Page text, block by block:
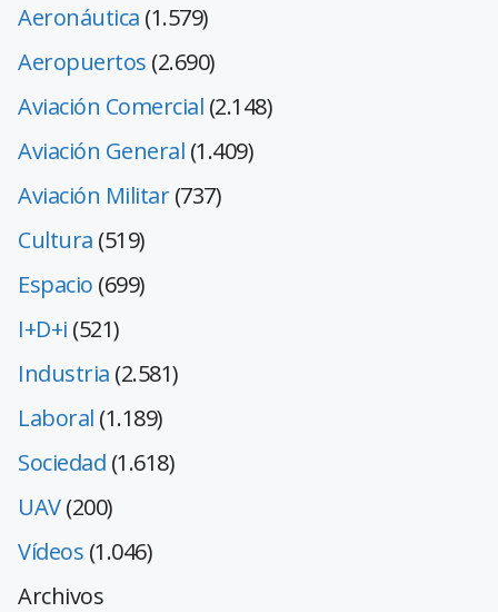
Aeronáutica (1.579)
Aeropuertos (2.690)
Aviación Comercial (2.148)
Aviación General (1.409)
Aviación Militar(737)
Cultura (519)
Espacio (699)
I+D+i (521)
Industria (2.581)
Laboral (1.189)
Sociedad (1.618)
UAV(200)
Vídeos (1.046)
Archivos